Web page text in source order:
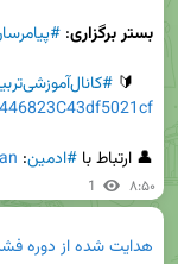
بستر برگزاری:
#کانال‌آموزشی‌تربیت‌مربی‌احکام
👤 ارتباط با #ادمین:
1 ۸:۵۰
هدایت شده از دوره